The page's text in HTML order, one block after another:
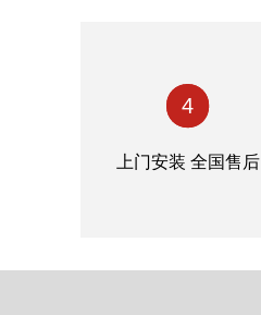
4
上门安装 全国售后